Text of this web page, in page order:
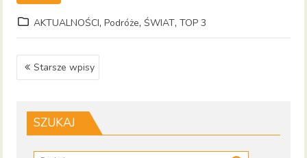
AKTUALNOŚCI,Podróże,ŚWIAT,TOP 3
Nawigacja
po Starsze wpisy
SZUKAJ